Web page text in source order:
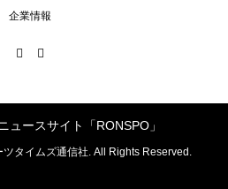
企業情報
ュースサイト「RONSPO」
タイムズ通信社. All Rights Reserved.